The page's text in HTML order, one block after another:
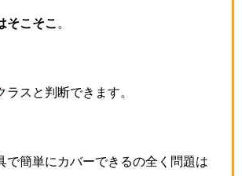
そこそこ 。
ラスと判断できます。
で簡単にカバーできるの全く問題は